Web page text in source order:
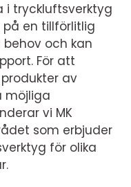
i tryckluftsverktyg
en tillförlitlig
och kan
För att
av
möjliga
vi MK
som erbjuder
för olika